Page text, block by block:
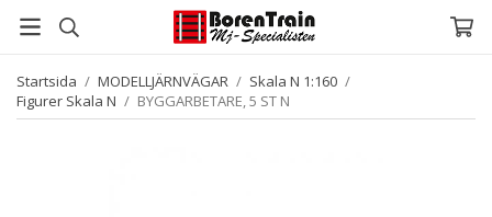
Startsida / MODELLJÄRNVÄGAR / Skala N 1:160 /
Figurer Skala N / BYGGARBETARE, 5 ST N